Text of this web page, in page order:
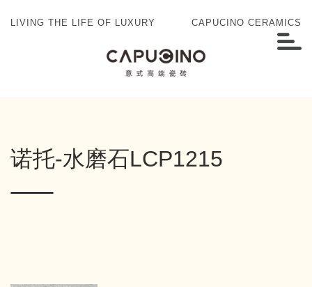
LIVING THE LIFE OF LUXURY CAPUCINO CERAMICS
诺托-水磨石LCP1215